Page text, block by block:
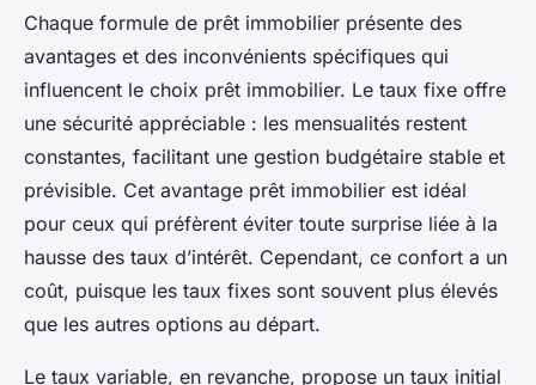
Chaque formule de prêt immobilier présente des
avantages et des inconvénients spécifiques qui
influencent le choix prêt immobilier. Le taux fixe offre
une sécurité appréciable : les mensualités restent
constantes, facilitant une gestion budgétaire stable et
prévisible. Cet avantage prêt immobilier est idéal
pour ceux qui préfèrent éviter toute surprise liée à la
hausse des taux d’intérêt. Cependant, ce confort a un
coût, puisque les taux fixes sont souvent plus élevés
que les autres options au départ.
Le taux variable, en revanche, propose un taux initial